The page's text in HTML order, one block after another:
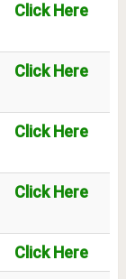
Click Here
Click Here
Click Here
Click Here
Click Here